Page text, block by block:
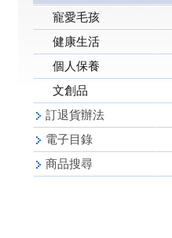
寵愛毛孩
健康生活
個人保養
文創品
訂退貨辦法
電子目錄
商品搜尋